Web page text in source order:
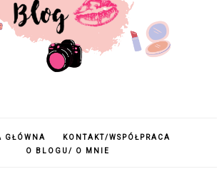
GŁÓWNA
KONTAKT/WSPÓŁPRACA
O BLOGU/ O MNIE